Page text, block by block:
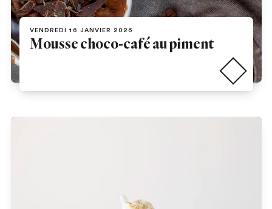
VENDREDI 16 JANVIER 2026
Mousse choco-café au piment Lire la suite